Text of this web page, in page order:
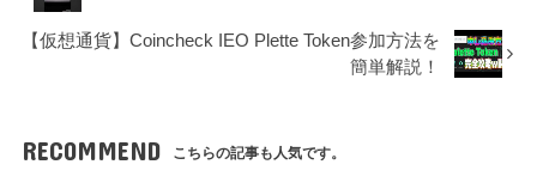
【仮想通貨】Coincheck IEO Plette Token参加方法を
簡単解説！
RECOMMEND こちらの記事も人気です。